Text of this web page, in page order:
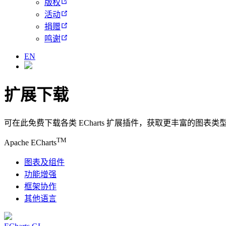
版权
活动
捐赠
鸣谢
EN
扩展下载
可在此免费下载各类 ECharts 扩展插件，获取更丰富的图表类
Apache EChartsTM
图表及组件
功能增强
框架协作
其他语言